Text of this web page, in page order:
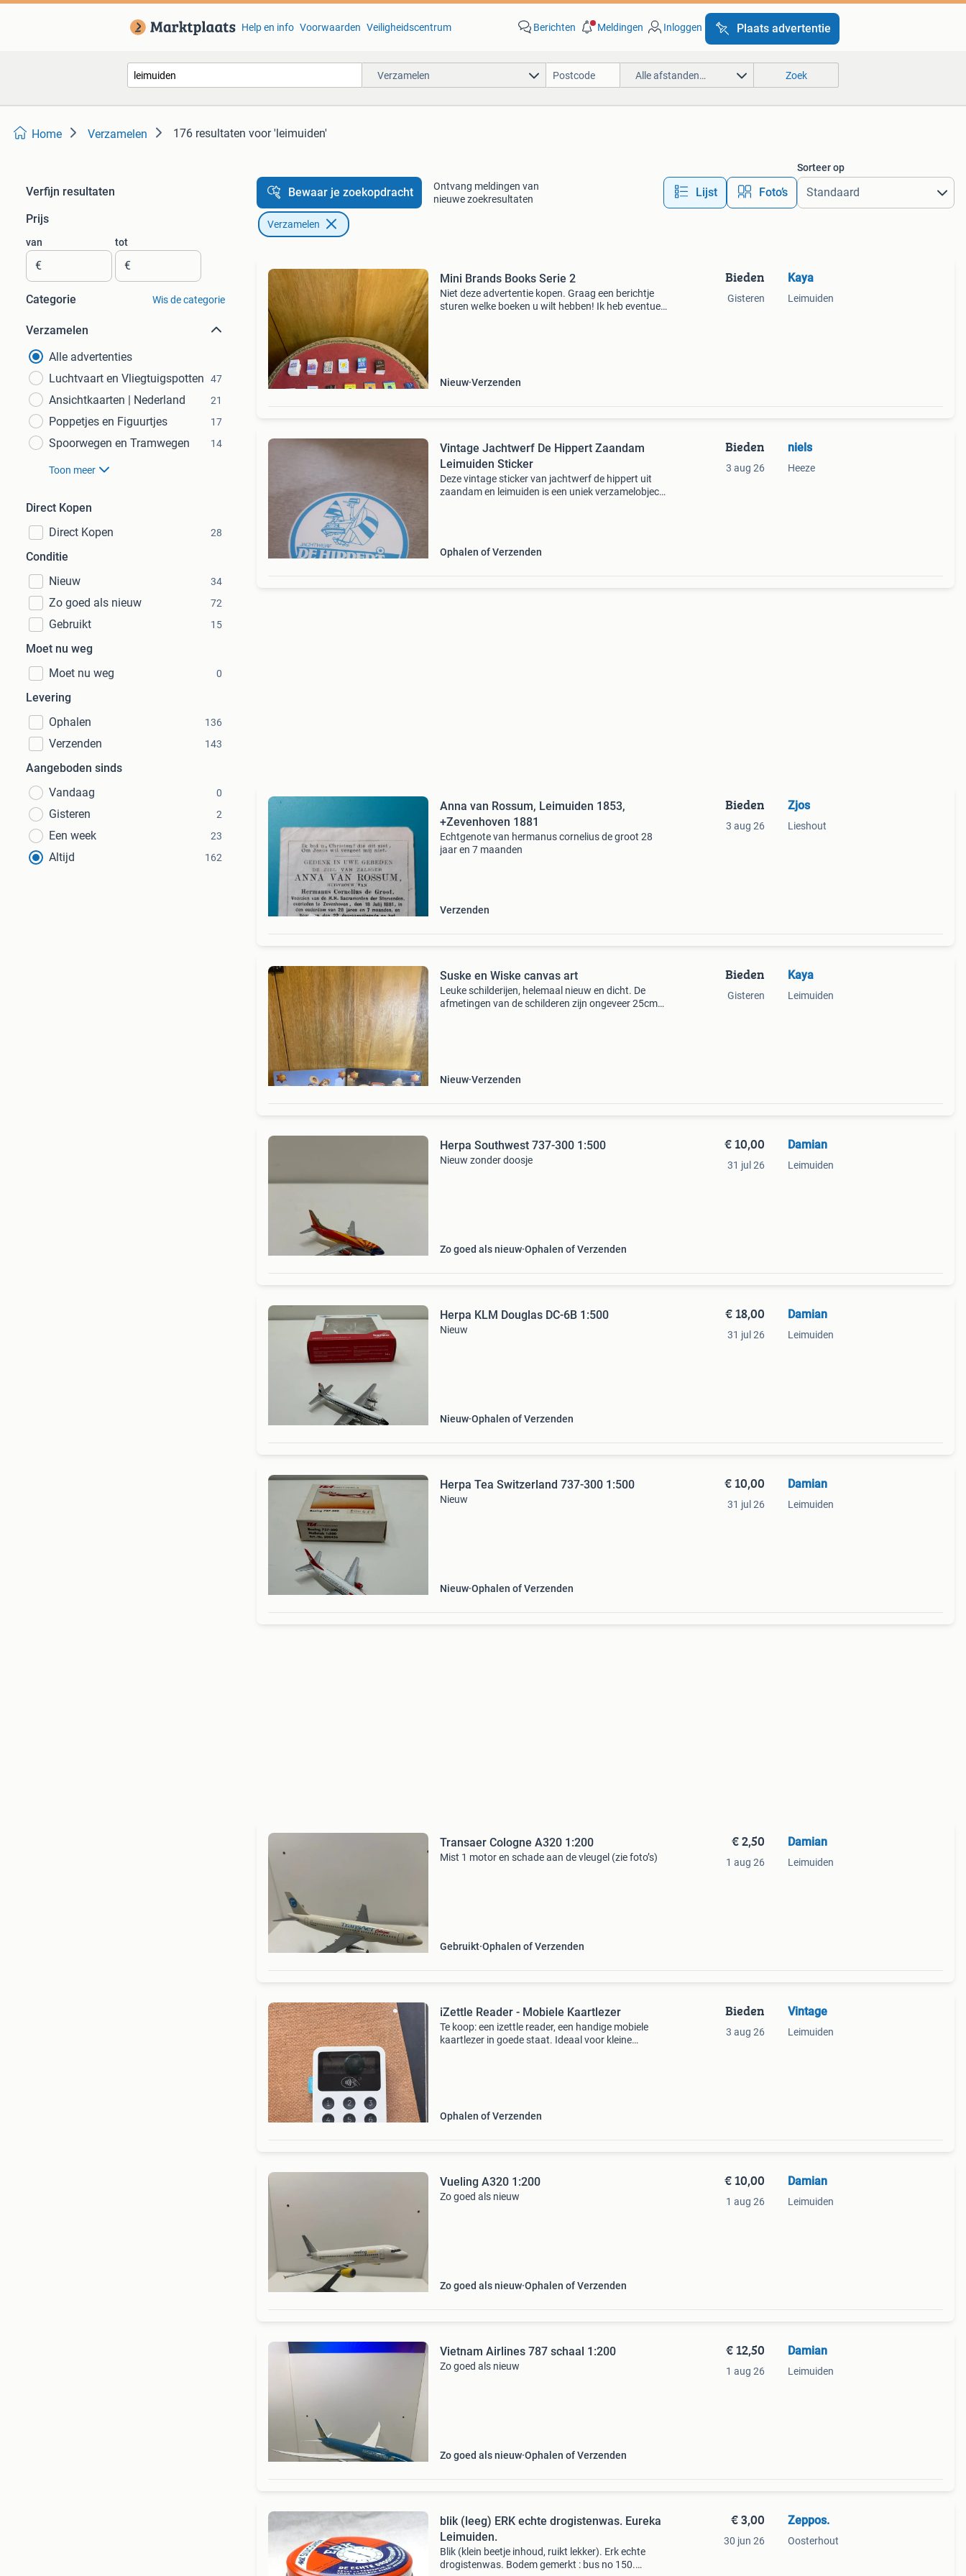
Help en info Voorwaarden Veiligheidscentrum Berichten Meldingen Inloggen Plaats advertentie
Verzamelen Alle afstanden… Zoek
Home Verzamelen 176 resultaten voor 'leimuiden'
Verfijn resultaten
Prijs
van
€
tot
€
Categorie Wis de categorie
Verzamelen
Alle advertenties
Luchtvaart en Vliegtuigspotten
47
Ansichtkaarten | Nederland 21
Poppetjes en Figuurtjes 17
Spoorwegen en Tramwegen 14
Toon meer
Direct Kopen
Direct Kopen
28
Conditie
Nieuw
34
Zo goed als nieuw 72
Gebruikt 15
Moet nu weg
Moet nu weg
0
Levering
Ophalen
136
Verzenden 143
Aangeboden sinds
Vandaag
0
Gisteren 2
Een week 23
Altijd 162
Bewaar je zoekopdracht
Ontvang meldingen van
nieuwe zoekresultaten
Lijst Foto’s
Sorteer op
Verzamelen
Mini Brands Books Serie 2
Niet deze advertentie kopen. Graag een berichtje
sturen welke boeken u wilt hebben! Ik heb eventueel
Nieuw Verzenden
Bieden
Gisteren
Kaya
Leimuiden
Vintage Jachtwerf De Hippert Zaandam
Leimuiden Sticker
Deze vintage sticker van jachtwerf de hippert uit
zaandam en leimuiden is een uniek verzamelobject
Ophalen of Verzenden
Bieden
3 aug 26
niels
Heeze
Anna van Rossum, Leimuiden 1853,
+Zevenhoven 1881
Echtgenote van hermanus cornelius de groot 28
jaar en 7 maanden
Verzenden
Bieden
3 aug 26
Zjos
Lieshout
Suske en Wiske canvas art
Leuke schilderijen, helemaal nieuw en dicht. De
afmetingen van de schilderen zijn ongeveer 25cm
Nieuw Verzenden
Bieden
Gisteren
Kaya
Leimuiden
Herpa Southwest 737-300 1:500
Nieuw zonder doosje
Zo goed als nieuw Ophalen of Verzenden
€ 10,00
31 jul 26
Damian
Leimuiden
Herpa KLM Douglas DC-6B 1:500
Nieuw
Nieuw Ophalen of Verzenden
€ 18,00
31 jul 26
Damian
Leimuiden
Herpa Tea Switzerland 737-300 1:500
Nieuw
Nieuw Ophalen of Verzenden
€ 10,00
31 jul 26
Damian
Leimuiden
Transaer Cologne A320 1:200
Mist 1 motor en schade aan de vleugel (zie foto’s)
Gebruikt Ophalen of Verzenden
€ 2,50
1 aug 26
Damian
Leimuiden
iZettle Reader - Mobiele Kaartlezer
Te koop: een izettle reader, een handige mobiele
kaartlezer in goede staat. Ideaal voor kleine
Ophalen of Verzenden
Bieden
3 aug 26
Vintage
Leimuiden
Vueling A320 1:200
Zo goed als nieuw
Zo goed als nieuw Ophalen of Verzenden
€ 10,00
1 aug 26
Damian
Leimuiden
Vietnam Airlines 787 schaal 1:200
Zo goed als nieuw
Zo goed als nieuw Ophalen of Verzenden
€ 12,50
1 aug 26
Damian
Leimuiden
blik (leeg) ERK echte drogistenwas. Eureka
Leimuiden.
Blik (klein beetje inhoud, ruikt lekker). Erk echte
drogistenwas. Bodem gemerkt : bus no 150.
€ 3,00
30 jun 26
Zeppos.
Oosterhout